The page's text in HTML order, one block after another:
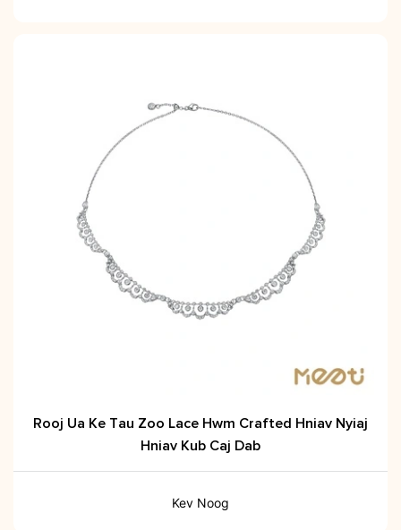
Rooj Ua Ke Tau Zoo Lace Hwm Crafted Hniav Nyiaj
Hniav Kub Caj Dab
Kev Noog